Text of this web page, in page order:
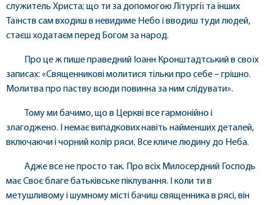
служитель Христа; що ти за допомогою Літургії та інших
Таїнств сам входиш в невидиме Небо і вводиш туди людей,
стаєш ходатаєм перед Богом за народ.
Про це ж пише праведний Іоанн Кронштадтський в своїх
записах: «Священникові молитися тільки про себе – грішно.
Молитва про паству всюди повинна за ним слідувати».
Тому ми бачимо, що в Церкві все гармонійно і
злагоджено. І немає випадкових навіть найменших деталей,
включаючи і чорний колір ряси. Все кличе людину до Неба.
Адже все не просто так. Про всіх Милосердний Господь
має Своє благе батьківське піклування. І коли ти в
метушливому і шумному місті бачиш священника в рясі, він